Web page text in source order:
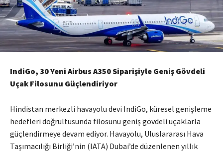
IndiGo, 30 Yeni Airbus A350 Siparişiyle Geniş Gövdeli
Uçak Filosunu Güçlendiriyor
Hindistan merkezli havayolu devi IndiGo, küresel genişleme
hedefleri doğrultusunda filosunu geniş gövdeli uçaklarla
güçlendirmeye devam ediyor. Havayolu, Uluslararası Hava
Taşımacılığı Birliği’nin (IATA) Dubai’de düzenlenen yıllık